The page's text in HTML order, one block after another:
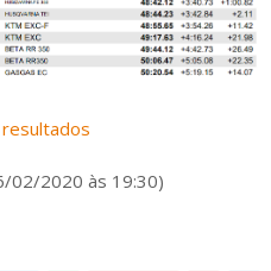
02/2020 às 19:30)